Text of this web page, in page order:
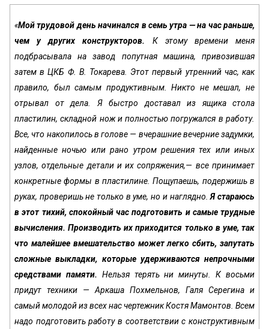
«Мой трудовой день начинался в семь утра — на час раньше,
чем у других конструкторов. К этому времени меня
подбрасывала на завод попутная машина, приво­зившая
затем в ЦКБ Ф. В. Токарева. Этот первый утренний час, как
правило, был самым продуктивным. Никто не мешал, не
отрывал от дела. Я быстро доставал из ящика стола
пластилин, складной нож и полностью по­гружался в работу.
Все, что накопилось в голове — вче­рашние вечерние задумки,
найденные ночью или рано утром решения тех или иных
узлов, отдельные детали и их сопряжения,— все принимает
конкретные формы в пластилине. Пощупаешь, подержишь в
руках, проверишь не только в уме, но и наглядно.Я стараюсь
в этот тихий, спокойный час подготовить и самые трудные
вычисления. Производить их приходит­ся только в уме, так
что малейшее вмешательство может легко сбить, запутать
сложные выкладки, которые удер­живаются непрочными
средствами памяти. Нельзя терять ни минуты. К восьми
придут техни­ки — Аркаша Похмельнов, Галя Серегина и
самый моло­дой из всех нас чертежник Костя Мамонтов. Всем
надо подготовить работу в соответствии с конструктивным